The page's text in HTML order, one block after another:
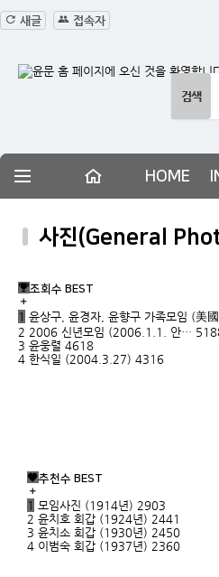
새글 접속자
HOME
사진(General
조회수 BEST
1 윤상구, 윤경자, 윤향구 가족모임 (美
2 2006 신년모임 (2006.1.1. 안…
3 윤웅렬 4618
4 한식일 (2004.3.27) 4316
추천수 BEST
1 모임사진 (1914년) 2903
2 윤치호 회갑 (1924년) 2441
3 윤치소 회갑 (1930년) 2450
4 이범숙 회갑 (1937년) 2360